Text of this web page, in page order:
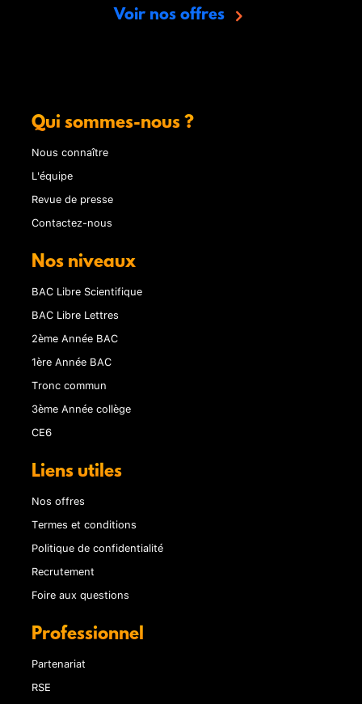
Voir nos offres
Qui sommes-nous ?
Nous connaître
L'équipe
Revue de presse
Contactez-nous
Nos niveaux
BAC Libre Scientifique
BAC Libre Lettres
2ème Année BAC
1ère Année BAC
Tronc commun
3ème Année collège
CE6
Liens utiles
Nos offres
Termes et conditions
Politique de confidentialité
Recrutement
Foire aux questions
Professionnel
Partenariat
RSE